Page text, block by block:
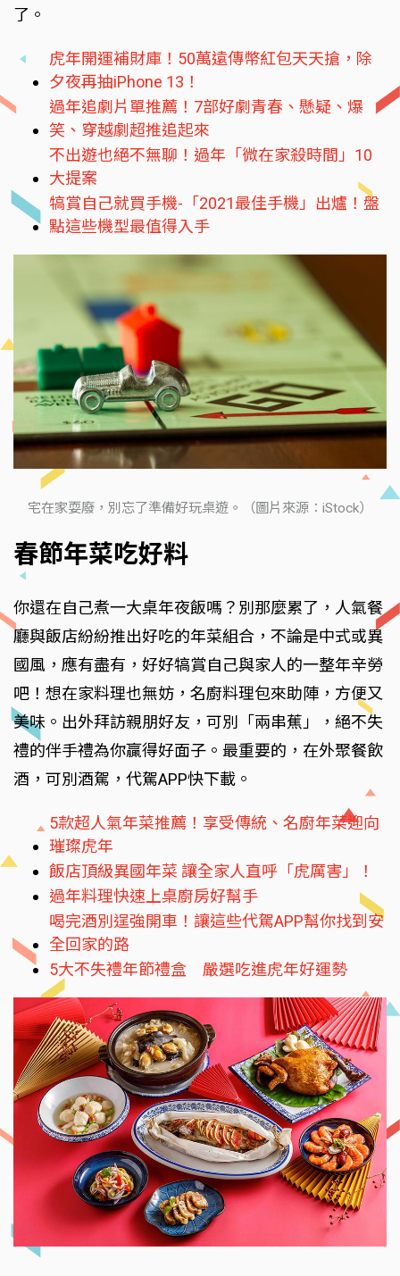
了。
虎年開運補財庫！50萬遠傳幣紅包天天搶，除
夕夜再抽iPhone 13！
過年追劇片單推薦！7部好劇青春、懸疑、爆
笑、穿越劇超推追起來
不出遊也絕不無聊！過年「微在家殺時間」10
大提案
犒賞自己就買手機-「2021最佳手機」出爐！盤
點這些機型最值得入手
宅在家耍廢，別忘了準備好玩桌遊。（圖片來源：iStock）
春節年菜吃好料
你還在自己煮一大桌年夜飯嗎？別那麼累了，人氣餐
廳與飯店紛紛推出好吃的年菜組合，不論是中式或異
國風，應有盡有，好好犒賞自己與家人的一整年辛勞
吧！想在家料理也無妨，名廚料理包來助陣，方便又
美味。出外拜訪親朋好友，可別「兩串蕉」，絕不失
禮的伴手禮為你贏得好面子。最重要的，在外聚餐飲
酒，可別酒駕，代駕APP快下載。
5款超人氣年菜推薦！享受傳統、名廚年菜迎向
璀璨虎年
飯店頂級異國年菜 讓全家人直呼「虎厲害」！
過年料理快速上桌廚房好幫手
喝完酒別逞強開車！讓這些代駕APP幫你找到安
全回家的路
5大不失禮年節禮盒 嚴選吃進虎年好運勢